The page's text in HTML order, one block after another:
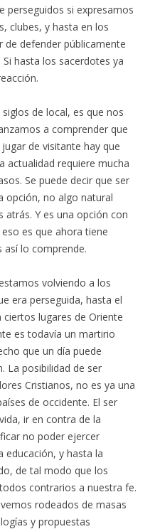
perseguidos si expresamos
clubes, y hasta en los
de defender públicamente
hasta los sacerdotes ya
de local, es que nos
a comprender que
de visitante hay que
actualidad requiere mucha
Se puede decir que ser
opción, no algo natural
atrás. Y es una opción con
es que ahora tiene
lo comprende.
volviendo a los
era perseguida, hasta el
lugares de Oriente
es todavía un martirio
que un día puede
La posibilidad de ser
Cristianos, no es ya una
de occidente. El ser
ir en contra de la
no poder ejercer
educación, y hasta la
de tal modo que los
contrarios a nuestra fe.
rodeados de masas
y propuestas